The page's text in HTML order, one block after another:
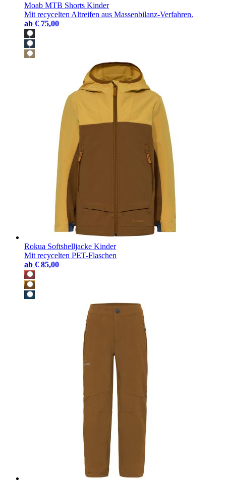
Moab MTB Shorts Kinder
Mit recycelten Altreifen aus Massenbilanz-Verfahren.
ab € 75,00
Rokua Softshelljacke Kinder
Mit recycelten PET-Flaschen
ab € 85,00